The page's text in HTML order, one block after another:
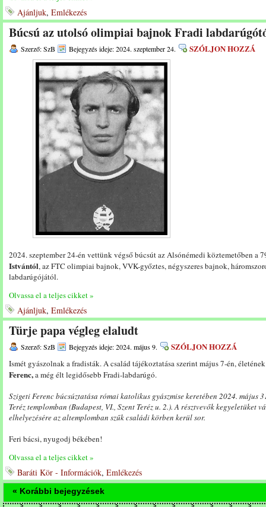
Ajánljuk, Emlékezés
Búcsú az utolsó olimpiai bajnok Fradi
Szerző: SzB Bejegyzés ideje: 2024. szeptember 24. SZÓLJON HOZZÁ
2024. szeptember 24-én vettünk végső búcsút az Alsónémedi köztemetőben a
Istvántól, az FTC olimpiai bajnok, VVK-győztes, négyszeres bajnok,
labdarúgójától.
Olvassa el a teljes cikket »
Ajánljuk, Emlékezés
Türje papa végleg elaludt
Szerző: SzB Bejegyzés ideje: 2024. május 9. SZÓLJON HOZZÁ
Ismét gyászolnak a fradisták. A család tájékoztatása szerint május 7-én,
Ferenc,a még élt legidősebb Fradi-labdarúgó.
Szigeti Ferenc búcsúztatása római katolikus gyászmise keretében 2024. május
Teréz templomban (Budapest, VI., Szent Teréz u. 2.). A résztvevők
elhelyezésére az altemplomban szűk családi körben kerül sor.
Feri bácsi, nyugodj békében!
Olvassa el a teljes cikket »
Baráti Kör - Információk, Emlékezés
« Korábbi bejegyzések